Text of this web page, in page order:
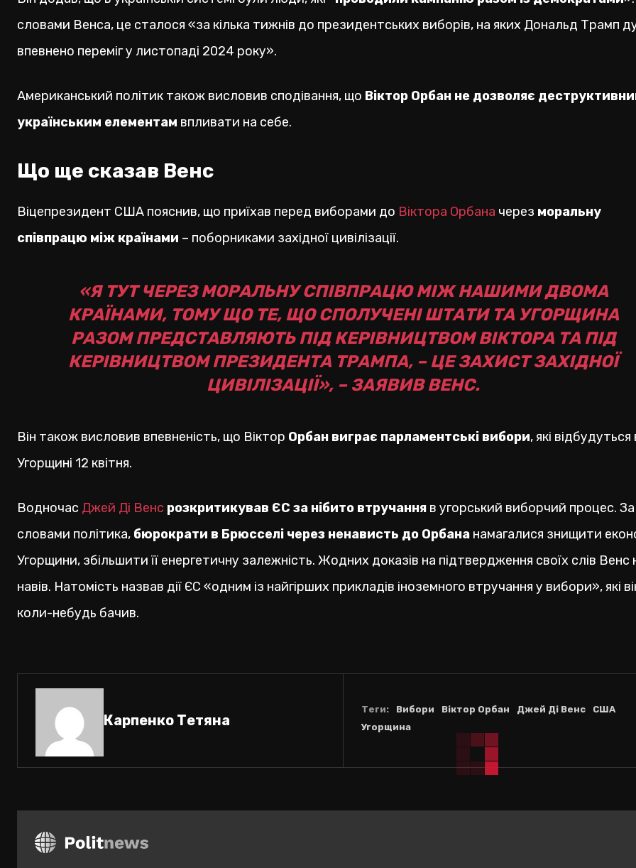
словами Венса, це сталося «за кілька тижнів до президентських виборів, на яких Дональд Трамп
впевнено переміг у листопаді 2024 року».
Американський політик також висловив сподівання, що Віктор Орбан не дозволяє
українським елементам впливати на себе.
Що ще сказав Венс
Віцепрезидент США пояснив, що приїхав перед виборами до Віктора Орбана через моральну
співпрацю між країнами – поборниками західної цивілізації.
«Я ТУТ ЧЕРЕЗ МОРАЛЬНУ СПІВПРАЦЮ МІЖ НАШИМИ ДВОМА
КРАЇНАМИ, ТОМУ ЩО ТЕ, ЩО СПОЛУЧЕНІ ШТАТИ ТА УГОРЩИНА
РАЗОМ ПРЕДСТАВЛЯЮТЬ ПІД КЕРІВНИЦТВОМ ВІКТОРА ТА ПІД
КЕРІВНИЦТВОМ ПРЕЗИДЕНТА ТРАМПА, – ЦЕ ЗАХИСТ ЗАХІДНОЇ
ЦИВІЛІЗАЦІЇ», – ЗАЯВИВ ВЕНС.
Він також висловив впевненість, що Віктор Орбан виграє парламентські вибори, які відбудуться
Угорщині 12 квітня.
Водночас Джей Ді Венс розкритикував ЄС за нібито втручання в угорський виборчий процес. За
словами політика, бюрократи в Брюсселі через ненависть до Орбана намагалися знищити
Угорщини, збільшити її енергетичну залежність. Жодних доказів на підтвердження своїх слів Венс
навів. Натомість назвав дії ЄС «одним із найгірших прикладів іноземного втручання у вибори», які
коли-небудь бачив.
Карпенко Тетяна
Теги: Вибори Віктор Орбан Джей Ді Венс
США
Угорщина